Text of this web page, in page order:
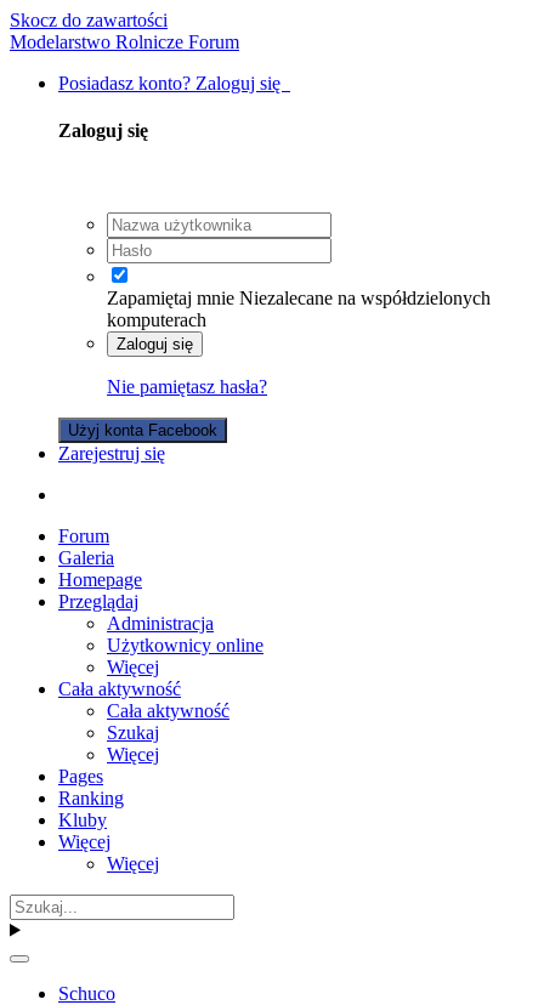
Skocz do zawartości
Modelarstwo Rolnicze Forum
Posiadasz konto? Zaloguj się
Zaloguj się
Zapamiętaj mnie Niezalecane na współdzielonych
komputerach
Zaloguj się
Nie pamiętasz hasła?
Użyj konta Facebook
Zarejestruj się
Forum
Galeria
Homepage
Przeglądaj
Administracja
Użytkownicy online
Więcej
Cała aktywność
Cała aktywność
Szukaj
Więcej
Pages
Ranking
Kluby
Więcej
Więcej
Schuco